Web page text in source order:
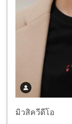
มิวสิควีดีโอ